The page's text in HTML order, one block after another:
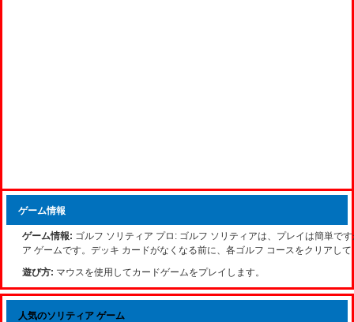
ゲーム情報
ゲーム情報: ゴルフ ソリティア プロ: ゴルフ ソリティアは、プレイは簡単で
ア ゲームです。デッキ カードがなくなる前に、各ゴルフ コースをクリアし
遊び方: マウスを使用してカードゲームをプレイします。
人気のソリティア ゲーム